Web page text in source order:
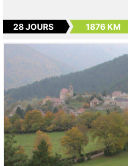
28 JOURS 1876 KM